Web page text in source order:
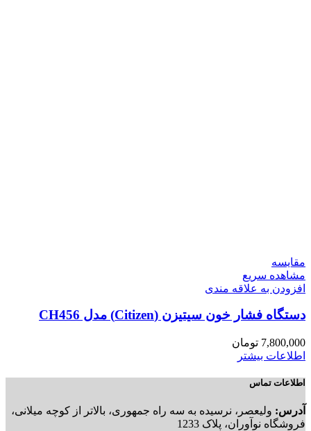
مقایسه
مشاهده سریع
افزودن به علاقه مندی
دستگاه فشار خون سیتیزن (Citizen) مدل CH456
7,800,000 تومان
اطلاعات بیشتر
اطلاعات تماس
آدرس: ولیعصر، نرسیده به سه راه جمهوری، بالاتر از کوچه میلانی،
فروشگاه نوآوران، پلاک 1233